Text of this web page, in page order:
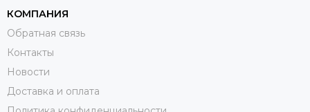
КОМПАНИЯ
Обратная связь
Контакты
Новости
Доставка и оплата